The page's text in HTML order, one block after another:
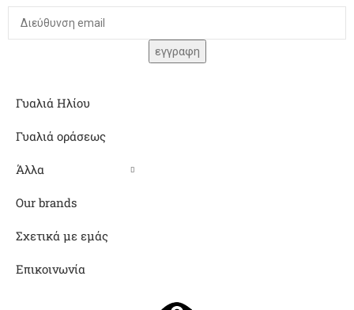
Γυαλιά Ηλίου
Γυαλιά οράσεως
Άλλα
Our brands
Σχετικά με εμάς
Επικοινωνία